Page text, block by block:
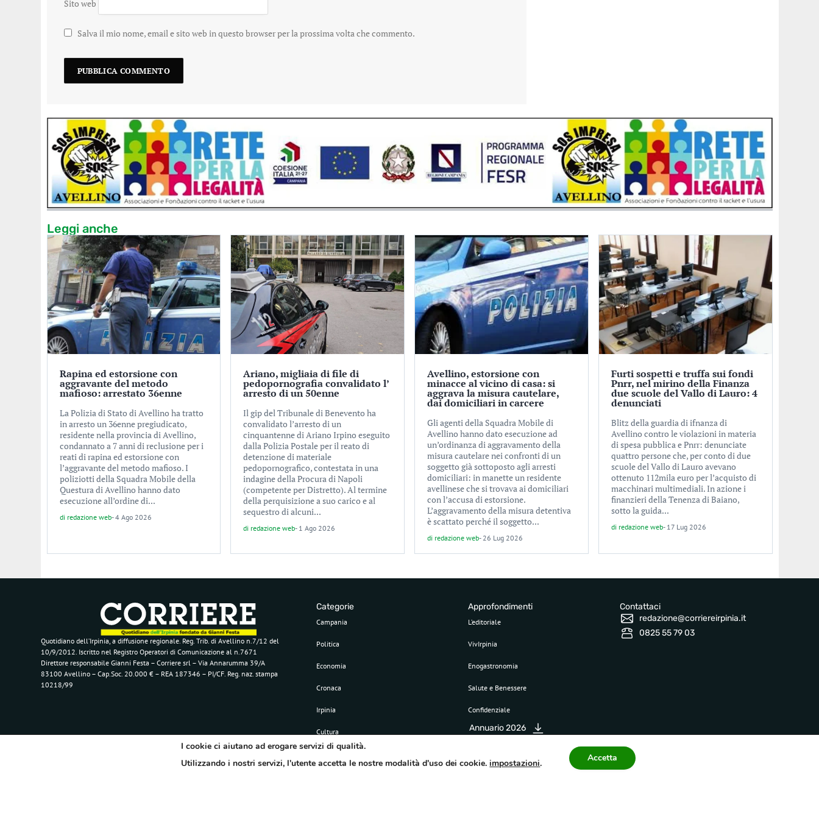
Sito web
Salva il mio nome, email e sito web in questo browser per la prossima volta che commento.
Leggi anche
Rapina ed estorsione con
aggravante del metodo
mafioso: arrestato 36enne
La Polizia di Stato di Avellino ha tratto
in arresto un 36enne pregiudicato,
residente nella provincia di Avellino,
condannato a 7 anni di reclusione per i
reati di rapina ed estorsione con
l’aggravante del metodo mafioso. I
poliziotti della Squadra Mobile della
Questura di Avellino hanno dato
esecuzione all’ordine di...
di redazione web-4 Ago 2026
Ariano, migliaia di file di
pedopornografia convalidato l’
arresto di un 50enne
Il gip del Tribunale di Benevento ha
convalidato l’arresto di un
cinquantenne di Ariano Irpino eseguito
dalla Polizia Postale per il reato di
detenzione di materiale
pedopornografico, contestata in una
indagine della Procura di Napoli
(competente per Distretto). Al termine
della perquisizione a suo carico e al
sequestro di alcuni...
di redazione web- 1 Ago 2026
Avellino, estorsione con
minacce al vicino di casa: si
aggrava la misura cautelare,
dai domiciliari in carcere
Gli agenti della Squadra Mobile di
Avellino hanno dato esecuzione ad
un’ordinanza di aggravamento della
misura cautelare nei confronti di un
soggetto già sottoposto agli arresti
domiciliari: in manette un residente
avellinese che si trovava ai domiciliari
con l’accusa di estorsione.
L’aggravamento della misura detentiva
è scattato perché il soggetto...
di redazione web- 26 Lug 2026
Furti sospetti e truffa sui fondi
Pnrr, nel mirino della Finanza
due scuole del Vallo di Lauro: 4
denunciati
Blitz della guardia di ifnanza di
Avellino contro le violazioni in materia
di spesa pubblica e Pnrr: denunciate
quattro persone che, per conto di due
scuole del Vallo di Lauro avevano
ottenuto 112mila euro per l’acquisto di
macchinari multimediali. In azione i
finanzieri della Tenenza di Baiano,
sotto la guida...
di redazione web- 17 Lug 2026
Quotidiano dell’Irpinia, a diffusione regionale. Reg. Trib. di Avellino n.7/12 del
10/9/2012. Iscritto nel Registro Operatori di Comunicazione al n.7671
Direttore responsabile Gianni Festa – Corriere srl – Via Annarumma 39/A
83100 Avellino – Cap.Soc. 20.000 € – REA 187346 – PI/CF. Reg. naz. stampa
10218/99
Categorie
Campania
Politica
Economia
Cronaca
Irpinia
Cultura
Approfondimenti
L’editoriale
VivIrpinia
Enogastronomia
Salute e Benessere
Confidenziale
Annuario 2026
Contattaci
redazione@corriereirpinia.it
0825 55 79 03
I cookie ci aiutano ad erogare servizi di qualità.
Utilizzando i nostri servizi, l'utente accetta le nostre modalità d'uso dei cookie.impostazioni. Accetta